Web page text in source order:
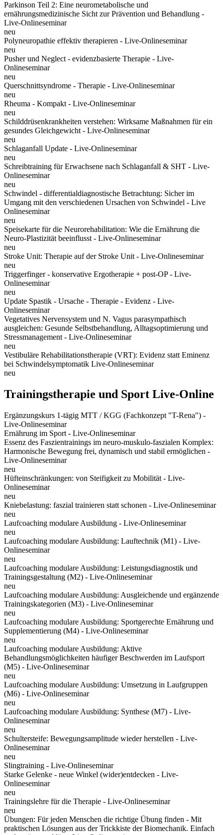
Parkinson Teil 2: Eine neurometabolische und
ernährungsmedizinische Sicht zur Prävention und Behandlung -
Live-Onlineseminar
neu
Polyneuropathie effektiv therapieren - Live-Onlineseminar
neu
Pusher und Neglect - evidenzbasierte Therapie - Live-
Onlineseminar
neu
Querschnittsyndrome - Therapie - Live-Onlineseminar
neu
Rheuma - Kompakt - Live-Onlineseminar
neu
Schilddrüsenkrankheiten verstehen: Wirksame Maßnahmen für ein
gesundes Gleichgewicht - Live-Onlineseminar
neu
Schlaganfall Update - Live-Onlineseminar
neu
Schreibtraining für Erwachsene nach Schlaganfall & SHT - Live-
Onlineseminar
neu
Schwindel - differentialdiagnostische Betrachtung: Sicher im
Umgang mit den verschiedenen Ursachen von Schwindel - Live
Onlineseminar
neu
Speisekarte für die Neurorehabilitation: Wie die Ernährung die
Neuro-Plastizität beeinflusst - Live-Onlineseminar
neu
Stroke Unit: Therapie auf der Stroke Unit - Live-Onlineseminar
neu
Triggerfinger - konservative Ergotherapie + post-OP - Live-
Onlineseminar
neu
Update Spastik - Ursache - Therapie - Evidenz - Live-
Onlineseminar
Vegetatives Nervensystem und N. Vagus parasympathisch
ausgleichen: Gesunde Selbstbehandlung, Alltagsoptimierung und
Stressmanagement - Live-Onlineseminar
neu
Vestibuläre Rehabilitationstherapie (VRT): Evidenz statt Eminenz
bei Schwindelsymptomatik Live-Onlineseminar
neu
Trainingstherapie und Sport Live-Online
Ergänzungskurs 1-tägig MTT / KGG (Fachkonzept "T-Rena") -
Live-Onlineseminar
Ernährung im Sport - Live-Onlineseminar
Essenz des Faszientrainings im neuro-muskulo-faszialen Komplex:
Harmonische Bewegung frei, dynamisch und stabil ermöglichen -
Live-Onlineseminar
neu
Hüfteinschränkungen: von Steifigkeit zu Mobilität - Live-
Onlineseminar
neu
Kniebelastung: faszial trainieren statt schonen - Live-Onlineseminar
neu
Laufcoaching modulare Ausbildung - Live-Onlineseminar
neu
Laufcoaching modulare Ausbildung: Lauftechnik (M1) - Live-
Onlineseminar
neu
Laufcoaching modulare Ausbildung: Leistungsdiagnostik und
Trainingsgestaltung (M2) - Live-Onlineseminar
neu
Laufcoaching modulare Ausbildung: Ausgleichende und ergänzende
Trainingskategorien (M3) - Live-Onlineseminar
neu
Laufcoaching modulare Ausbildung: Sportgerechte Ernährung und
Supplementierung (M4) - Live-Onlineseminar
neu
Laufcoaching modulare Ausbildung: Aktive
Behandlungsmöglichkeiten häufiger Beschwerden im Laufsport
(M5) - Live-Onlineseminar
neu
Laufcoaching modulare Ausbildung: Umsetzung in Laufgruppen
(M6) - Live-Onlineseminar
neu
Laufcoaching modulare Ausbildung: Synthese (M7) - Live-
Onlineseminar
neu
Schultersteife: Bewegungsamplitude wieder herstellen - Live-
Onlineseminar
neu
Slingtraining - Live-Onlineseminar
Starke Gelenke - neue Winkel (wider)entdecken - Live-
Onlineseminar
neu
Trainingslehre für die Therapie - Live-Onlineseminar
neu
Übungen: Für jeden Menschen die richtige Übung finden - Mit
praktischen Lösungen aus der Trickkiste der Biomechanik. Einfach